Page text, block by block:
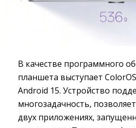
В качестве программного
планшета выступает
Android 15. Устройство
многозадачность,
двух приложениях,